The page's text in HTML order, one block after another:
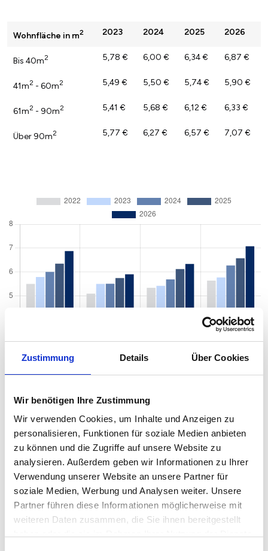
Zustimmung Details Über Cookies
Wir benötigen Ihre Zustimmung
Wir verwenden Cookies, um Inhalte und Anzeigen zu
personalisieren, Funktionen für soziale Medien anbieten
zu können und die Zugriffe auf unsere Website zu
analysieren. Außerdem geben wir Informationen zu Ihrer
Verwendung unserer Website an unsere Partner für
soziale Medien, Werbung und Analysen weiter. Unsere
Partner führen diese Informationen möglicherweise mit
weiteren Daten zusammen, die Sie ihnen bereitgestellt
Wohnfläche in m2 2023 2024 2025 2026
Bis 40m2 5,78 € 6,00 € 6,34 € 6,87 €
41m2 - 60m2 5,49 € 5,50 € 5,74 € 5,90 €
61m2 - 90m2 5,41 € 5,68 € 6,12 € 6,33 €
Über 90m2 5,77 € 6,27 € 6,57 € 7,07 €
Mietspiegel nach Baujahr pro qm 2026 in
Oelsnitz/Erzgeb.
Der Mietpreis einer Wohnung in Oelsnitz/Erzgeb. hängt von einer
ist das Baujahr der Immobilie. Das Alter eines Gebäudes kann